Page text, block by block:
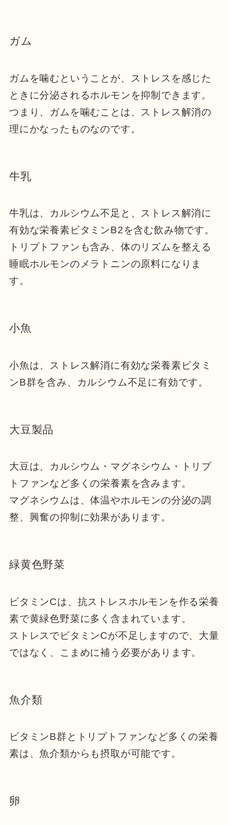
ガム
ガムを噛むということが、ストレスを感じた
ときに分泌されるホルモンを抑制できます。
つまり、ガムを噛むことは、ストレス解消の
理にかなったものなのです。
牛乳
牛乳は、カルシウム不足と、ストレス解消に
有効な栄養素ビタミンB2を含む飲み物です。
トリプトファンも含み、体のリズムを整える
睡眠ホルモンのメラトニンの原料になりま
す。
小魚
小魚は、ストレス解消に有効な栄養素ビタミ
ンB群を含み、カルシウム不足に有効です。
大豆製品
大豆は、カルシウム・マグネシウム・トリプ
トファンなど多くの栄養素を含みます。
マグネシウムは、体温やホルモンの分泌の調
整、興奮の抑制に効果があります。
緑黄色野菜
ビタミンCは、抗ストレスホルモンを作る栄養
素で黄緑色野菜に多く含まれています。
ストレスでビタミンCが不足しますので、大量
ではなく、こまめに補う必要があります。
魚介類
ビタミンB群とトリプトファンなど多くの栄養
素は、魚介類からも摂取が可能です。
卵